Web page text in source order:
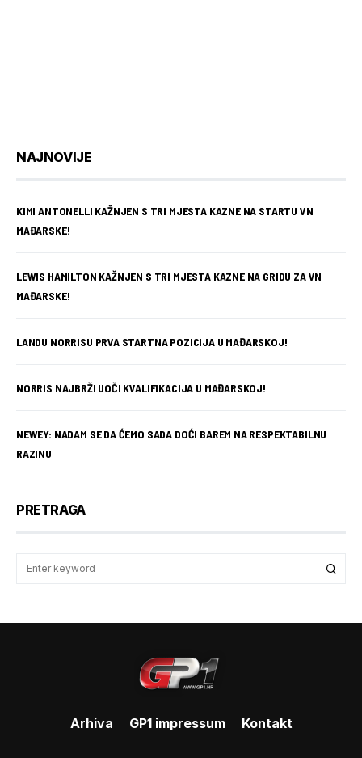
NAJNOVIJE
KIMI ANTONELLI KAŽNJEN S TRI MJESTA KAZNE NA STARTU VN
MAĐARSKE!
LEWIS HAMILTON KAŽNJEN S TRI MJESTA KAZNE NA GRIDU ZA VN
MAĐARSKE!
LANDU NORRISU PRVA STARTNA POZICIJA U MAĐARSKOJ!
NORRIS NAJBRŽI UOČI KVALIFIKACIJA U MAĐARSKOJ!
NEWEY: NADAM SE DA ĆEMO SADA DOĆI BAREM NA RESPEKTABILNU
RAZINU
PRETRAGA
Arhiva GP1 impressum Kontakt